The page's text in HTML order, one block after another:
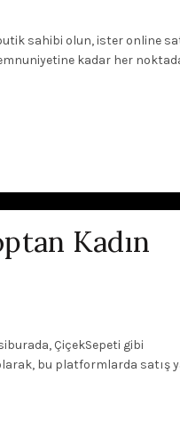
sahibi olun, ister online
kadar her
Kadın
ÇiçekSepeti gibi
bu platformlarda satış